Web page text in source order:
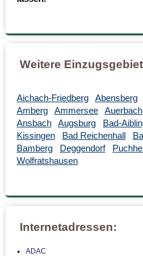
Weitere
Aichach-Friedberg Abensberg
Amberg
Ammersee Auerbach
Ansbach
Augsburg Bad-
Kissingen
Bad Reichenhall
Bamberg
Deggendorf
Wolfratshausen
Internetadressen:
ADAC